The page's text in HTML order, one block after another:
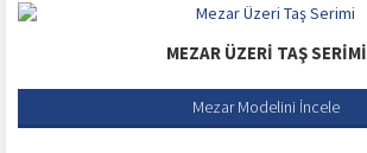
MEZAR ÜZERI TAŞ SERIMI
Mezar Modelini İncele